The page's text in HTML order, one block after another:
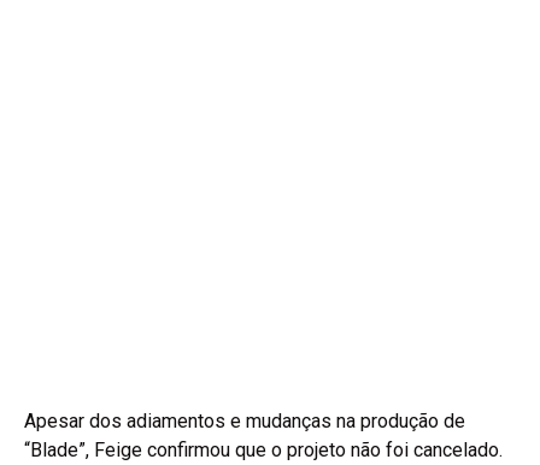
Apesar dos adiamentos e mudanças na produção de
“Blade”, Feige confirmou que o projeto não foi cancelado.